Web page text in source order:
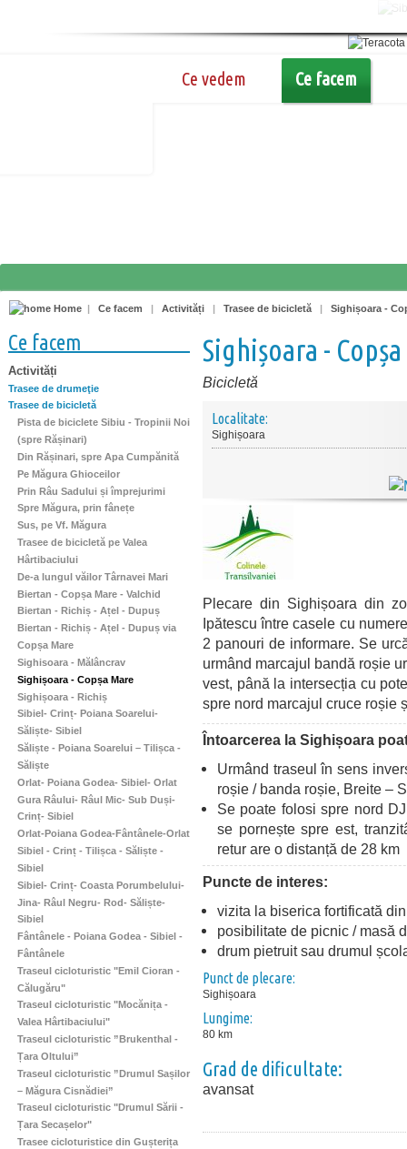
Ce vedem Ce facem
Home | Ce facem | Activități | Trasee de bicicletă | Sighișoara -
Ce facem
Activități
Trasee de drumeţie
Trasee de bicicletă
Pista de biciclete Sibiu - Tropinii Noi
(spre Rășinari)
Din Rășinari, spre Apa Cumpănită
Pe Măgura Ghioceilor
Prin Râu Sadului și împrejurimi
Spre Măgura, prin fânețe
Sus, pe Vf. Măgura
Trasee de bicicletă pe Valea
Hârtibaciului
De-a lungul văilor Târnavei Mari
Biertan - Copșa Mare - Valchid
Biertan - Richiș - Ațel - Dupuș
Biertan - Richiș - Ațel - Dupuș via
Copșa Mare
Sighisoara - Mălâncrav
Sighișoara - Copșa Mare
Sighișoara - Richiș
Sibiel- Crinț- Poiana Soarelui-
Săliște- Sibiel
Săliște - Poiana Soarelui – Tilișca -
Săliște
Orlat- Poiana Godea- Sibiel- Orlat
Gura Râului- Râul Mic- Sub Duși-
Crinț- Sibiel
Orlat-Poiana Godea-Fântânele-Orlat
Sibiel - Crinț - Tilișca - Săliște -
Sibiel
Sibiel- Crinț- Coasta Porumbelului-
Jina- Râul Negru- Rod- Săliște-
Sibiel
Fântânele - Poiana Godea - Sibiel -
Fântânele
Traseul cicloturistic "Emil Cioran -
Călugăru"
Traseul cicloturistic "Mocănița -
Valea Hârtibaciului"
Traseul cicloturistic ”Brukenthal -
Țara Oltului”
Traseul cicloturistic ”Drumul Sașilor
– Măgura Cisnădiei”
Traseul cicloturistic "Drumul Sării -
Țara Secașelor"
Trasee cicloturistice din Gușterița
Sighișoara -
Bicicletă
Localitate:
Sighișoara
Plecare din Sighișoara din
Ipătescu între casele cu
2 panouri de informare. Se
urmând marcajul bandă roșie
vest, până la intersecția cu
spre nord marcajul cruce roșie
Întoarcerea la Sighișoara
Urmând traseul în sens
roșie / banda roșie, Breite –
Se poate folosi spre nord
se pornește spre est,
retur are o distanță de 28 km
Puncte de interes:
vizita la biserica fortificată
posibilitate de picnic / masă
drum pietruit sau drumul
Punct de plecare:
Sighișoara
Lungime:
80 km
Grad de dificultate:
avansat